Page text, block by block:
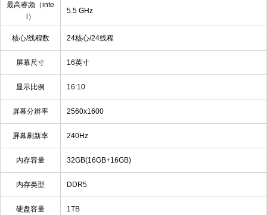
最高睿频（inte
l）
5.5 GHz
核心/线程数 24核心/24线程
屏幕尺寸 16英寸
显示比例 16:10
屏幕分辨率 2560x1600
屏幕刷新率 240Hz
内存容量 32GB(16GB+16GB)
内存类型 DDR5
硬盘容量 1TB